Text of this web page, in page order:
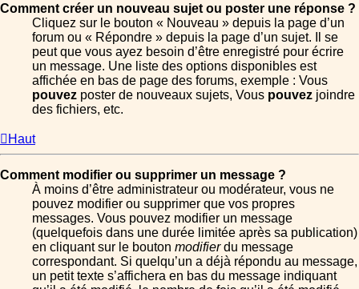
Comment créer un nouveau sujet ou poster une réponse ?
Cliquez sur le bouton « Nouveau » depuis la page d’un
forum ou « Répondre » depuis la page d’un sujet. Il se
peut que vous ayez besoin d’être enregistré pour écrire
un message. Une liste des options disponibles est
affichée en bas de page des forums, exemple : Vous
pouvez poster de nouveaux sujets, Vous pouvez joindre
des fichiers, etc.
Haut
Comment modifier ou supprimer un message ?
À moins d’être administrateur ou modérateur, vous ne
pouvez modifier ou supprimer que vos propres
messages. Vous pouvez modifier un message
(quelquefois dans une durée limitée après sa publication)
en cliquant sur le bouton modifierdu message
correspondant. Si quelqu’un a déjà répondu au message,
un petit texte s’affichera en bas du message indiquant